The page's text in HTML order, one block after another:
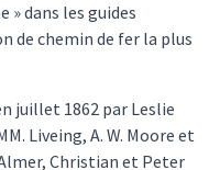
» dans les guides
de chemin de fer la plus
juillet 1862 par Leslie
Liveing, A. W. Moore et
Christian et Peter